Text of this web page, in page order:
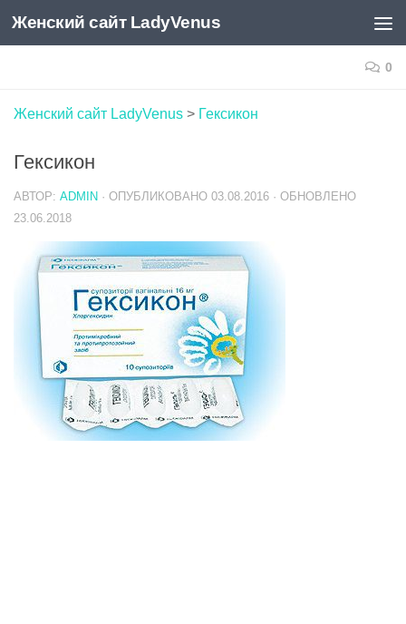
Skip to content
Женский сайт LadyVenus
0
Женский сайт LadyVenus > Гексикон
Гексикон
АВТОР: ADMIN · ОПУБЛИКОВАНО 03.08.2016 · ОБНОВЛЕНО
23.06.2018